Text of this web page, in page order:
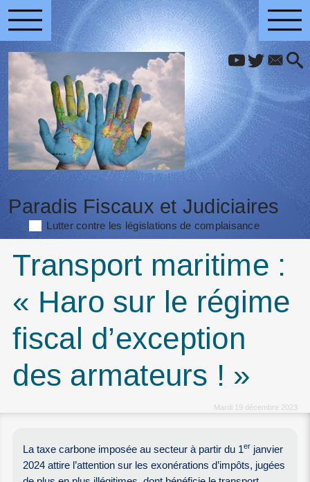
Paradis Fiscaux et Judiciaires
Lutter contre les législations de complaisance
Transport maritime :
« Haro sur le régime
fiscal d’exception
des armateurs ! »
Mardi 19 décembre 2023
La taxe carbone imposée au secteur à partir du 1er janvier
2024 attire l’attention sur les exonérations d’impôts, jugées